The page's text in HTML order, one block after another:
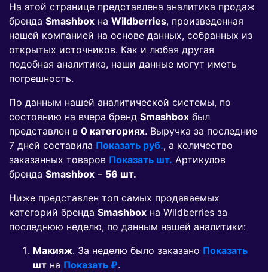
На этой странице представлена аналитика продаж
бренда Smashbox на Wildberries, произведенная
нашей компанией на основе данных, собранных из
открытых источников. Как и любая другая
подобная аналитика, наши данные могут иметь
погрешность.
По данным нашей аналитической системы, по
состоянию на вчера бренд Smashbox был
представлен в 0 категориях. Выручка за последние
7 дней составила Показать руб., а количество
заказанных товаров Показать шт. Артикулов
бренда Smashbox – 56 шт.
Ниже представлен топ самых продаваемых
категорий бренда Smashbox на Wildberries за
последнюю неделю, по данным нашей аналитики:
Макияж. За неделю было заказано Показать
шт на Показать ₽.